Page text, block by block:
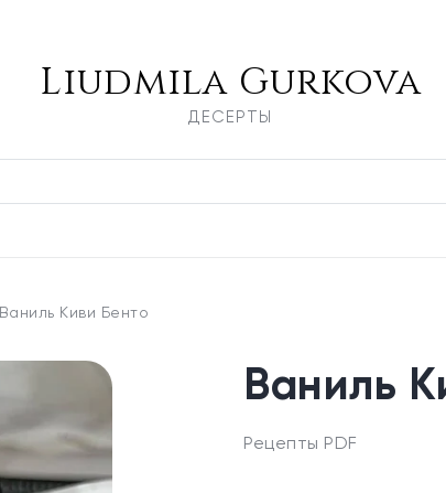
Liudmila Gurkova
ДЕСЕРТЫ
Ваниль Киви Бенто
Ваниль
Рецепты PDF